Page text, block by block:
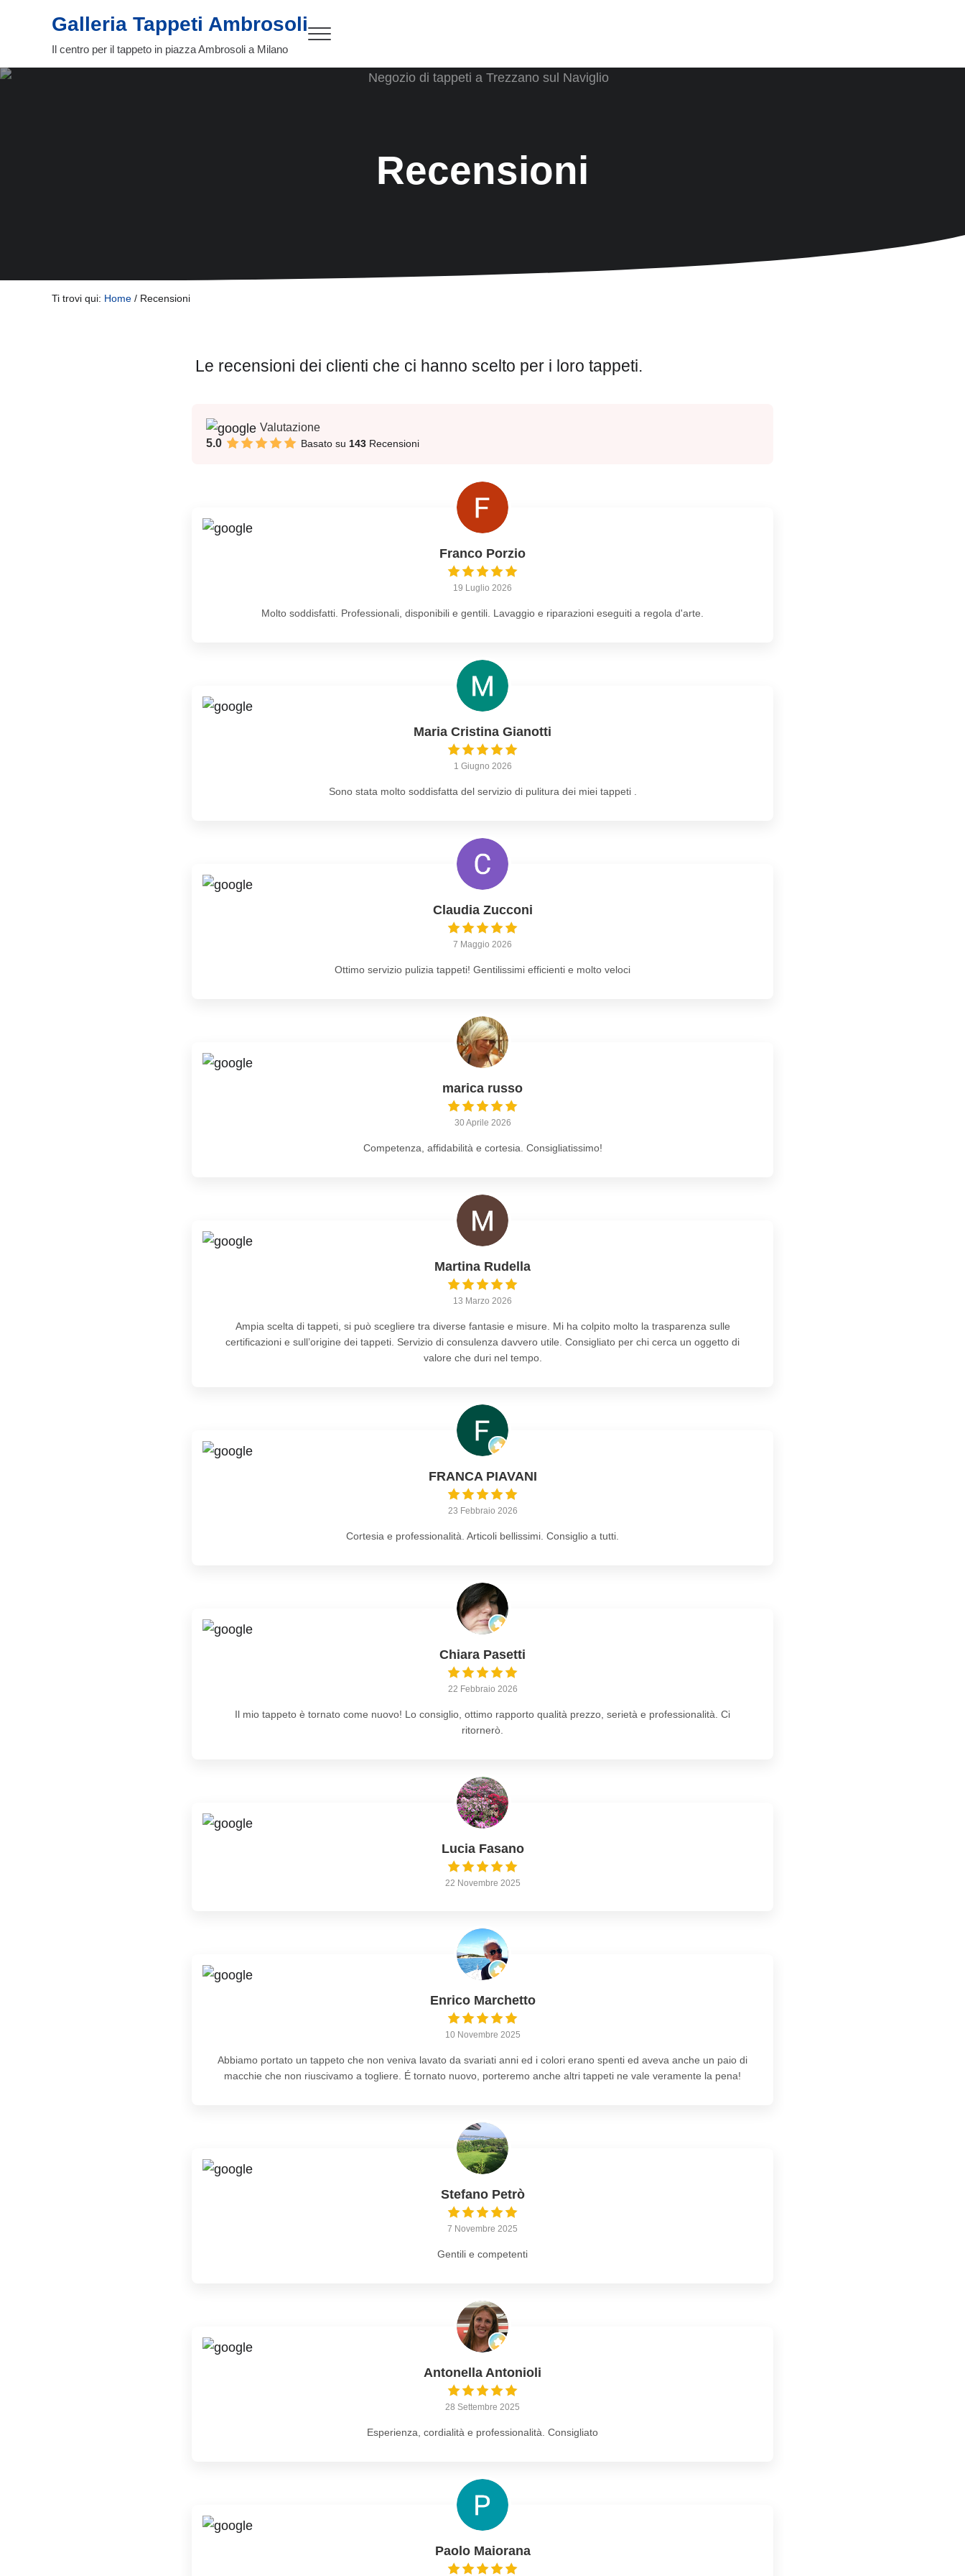
Galleria Tappeti Ambrosoli
Il centro per il tappeto in piazza Ambrosoli a Milano
Menu
Recensioni
Ti trovi qui: Home / Recensioni
Le recensioni dei clienti che ci hanno scelto per i loro tappeti.
Valutazione
5.0
Basato su 143 Recensioni
Franco Porzio
19 Luglio 2026
Molto soddisfatti. Professionali, disponibili e gentili. Lavaggio e riparazioni eseguiti a regola d'arte.
Maria Cristina Gianotti
1 Giugno 2026
Sono stata molto soddisfatta del servizio di pulitura dei miei tappeti .
Claudia Zucconi
7 Maggio 2026
Ottimo servizio pulizia tappeti! Gentilissimi efficienti e molto veloci
marica russo
30 Aprile 2026
Competenza, affidabilità e cortesia. Consigliatissimo!
Martina Rudella
13 Marzo 2026
Ampia scelta di tappeti, si può scegliere tra diverse fantasie e misure. Mi ha colpito molto la trasparenza sulle
certificazioni e sull’origine dei tappeti. Servizio di consulenza davvero utile. Consigliato per chi cerca un oggetto di
valore che duri nel tempo.
FRANCA PIAVANI
23 Febbraio 2026
Cortesia e professionalità. Articoli bellissimi. Consiglio a tutti.
Chiara Pasetti
22 Febbraio 2026
Il mio tappeto è tornato come nuovo! Lo consiglio, ottimo rapporto qualità prezzo, serietà e professionalità. Ci
ritornerò.
Lucia Fasano
22 Novembre 2025
Enrico Marchetto
10 Novembre 2025
Abbiamo portato un tappeto che non veniva lavato da svariati anni ed i colori erano spenti ed aveva anche un paio di
macchie che non riuscivamo a togliere. É tornato nuovo, porteremo anche altri tappeti ne vale veramente la pena!
Stefano Petrò
7 Novembre 2025
Gentili e competenti
Antonella Antonioli
28 Settembre 2025
Esperienza, cordialità e professionalità. Consigliato
Paolo Maiorana